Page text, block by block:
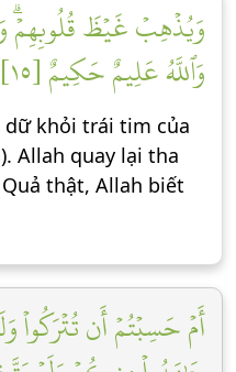
وَيُذۡهِبۡ غَيۡظَ قُلُوبِهِمۡۗ
وَٱللَّهُ عَلِيمٌ حَكِيمٌ [١٥]
dữ khỏi trái tim của
Allah quay lại tha
thật, Allah biết
أَمۡ حَسِبۡتُمۡ أَن تُتۡرَكُواْ